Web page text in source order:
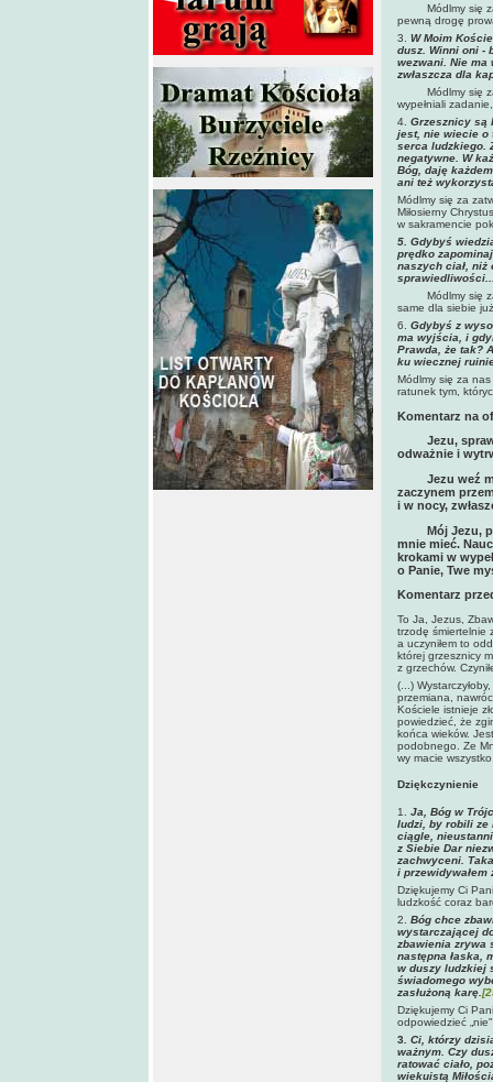
Módlmy się za
pewną drogę
3. W Moim
dusz. Winni oni -
wezwani. Nie
zwłaszcza dla
Módlmy się za
wypełniali
4. Grzesznicy są
jest, nie wiecie o
serca ludzkiego.
negatywne. W
Bóg, daję
ani też
Módlmy się za
Miłosierny
w sakramencie
5. Gdybyś
prędko
naszych ciał, niż
Módlmy się za
same dla siebie
6. Gdybyś z
ma wyjścia, i
Prawda, że tak?
ku wiecznej
Módlmy się za
ratunek tym,
Komentarz na
Jezu, spraw
odważnie i
Jezu weź
zaczynem
i w nocy,
Mój Jezu,
mnie mieć.
krokami w
o Panie, Twe
Komentarz
To Ja, Jezus,
trzodę śmiertelnie
a uczyniłem to
której grzesznicy
z grzechów.
(...)
przemiana,
Kościele istnieje
powiedzieć, że
końca wieków.
podobnego. Ze
wy macie
Dziękczynienie
1. Ja, Bóg w
ludzi, by robili ze
ciągle,
z Siebie Dar
zachwyceni.
i przewidywałem
Dziękujemy Ci
ludzkość coraz
2. Bóg chce
wystarczającej
zbawienia zrywa
następna łaska,
w duszy ludzkiej
świadomego
zasłużoną karę.
Dziękujemy Ci
odpowiedzieć
3 . Ci, którzy
ważnym. Czy
ratować ciało,
wiekuistą